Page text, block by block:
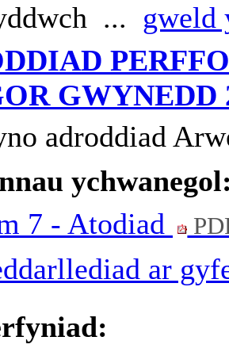
... gweld
GWYNEDD
adroddiad
7 - Atodiad
ar